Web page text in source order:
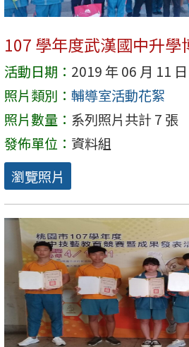
107 學年度武漢國中升學
活動日期： 2019 年 06 月 11 日
照片類別： 輔導室活動花絮
照片數量： 系列照片共計 7 張
發佈單位： 資料組
瀏覽照片